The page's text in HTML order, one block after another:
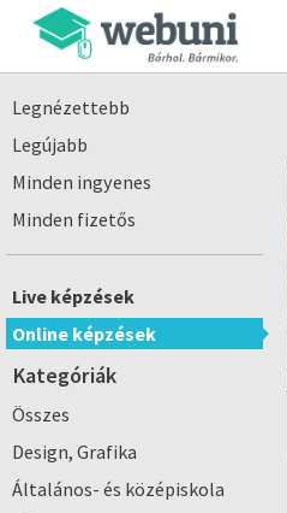
Legnézettebb
Legújabb
Minden ingyenes
Minden fizetős
Live képzések
Online képzések
Kategóriák
Összes
Design, Grafika
Általános- és középiskola